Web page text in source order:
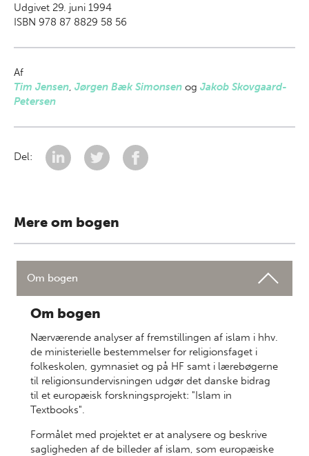
Udgivet 29. juni 1994
ISBN 978 87 8829 58 56
Af
Tim Jensen, Jørgen Bæk Simonsen og Jakob Skovgaard-
Petersen
Del:
Mere om bogen
Om bogen
Om bogen
Nærværende analyser af fremstillingen af islam i hhv.
de ministerielle bestemmelser for religionsfaget i
folkeskolen, gymnasiet og på HF samt i lærebøgerne
til religionsundervisningen udgør det danske bidrag
til et europæisk forskningsprojekt: "Islam in
Textbooks".
Formålet med projektet er at analysere og beskrive
sagligheden af de billeder af islam, som europæiske